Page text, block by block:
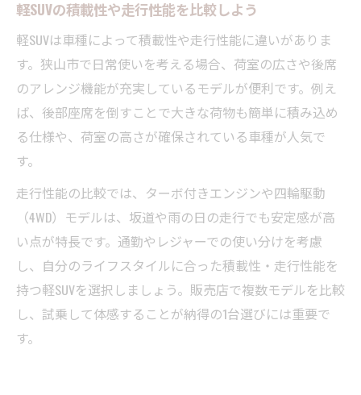
軽SUVの積載性や走行性能を比較しよう
軽SUVは車種によって積載性や走行性能に違いがありま
す。狭山市で日常使いを考える場合、荷室の広さや後席
のアレンジ機能が充実しているモデルが便利です。例え
ば、後部座席を倒すことで大きな荷物も簡単に積み込め
る仕様や、荷室の高さが確保されている車種が人気で
す。
走行性能の比較では、ターボ付きエンジンや四輪駆動
（4WD）モデルは、坂道や雨の日の走行でも安定感が高
い点が特長です。通勤やレジャーでの使い分けを考慮
し、自分のライフスタイルに合った積載性・走行性能を
持つ軽SUVを選択しましょう。販売店で複数モデルを比較
し、試乗して体感することが納得の1台選びには重要で
す。